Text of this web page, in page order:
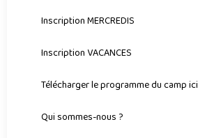
Inscription MERCREDIS
Inscription VACANCES
Télécharger le programme du camp ici
Qui sommes-nous ?